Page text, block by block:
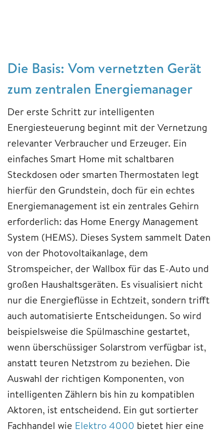
Die Basis: Vom vernetzten Gerät
zum zentralen Energiemanager
Der erste Schritt zur intelligenten
Energiesteuerung beginnt mit der Vernetzung
relevanter Verbraucher und Erzeuger. Ein
einfaches Smart Home mit schaltbaren
Steckdosen oder smarten Thermostaten legt
hierfür den Grundstein, doch für ein echtes
Energiemanagement ist ein zentrales Gehirn
erforderlich: das Home Energy Management
System (HEMS). Dieses System sammelt Daten
von der Photovoltaikanlage, dem
Stromspeicher, der Wallbox für das E-Auto und
großen Haushaltsgeräten. Es visualisiert nicht
nur die Energieflüsse in Echtzeit, sondern trifft
auch automatisierte Entscheidungen. So wird
beispielsweise die Spülmaschine gestartet,
wenn überschüssiger Solarstrom verfügbar ist,
anstatt teuren Netzstrom zu beziehen. Die
Auswahl der richtigen Komponenten, von
intelligenten Zählern bis hin zu kompatiblen
Aktoren, ist entscheidend. Ein gut sortierter
Fachhandel wie Elektro 4000 bietet hier eine